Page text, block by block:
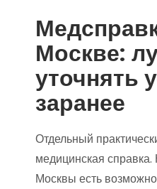
Москве:
уточнять
заранее
Отдельный
медицинская
Москвы есть